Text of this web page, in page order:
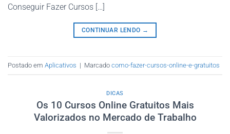
Conseguir Fazer Cursos […]
CONTINUAR LENDO →
Postado em Aplicativos | Marcado como-fazer-cursos-online-e-gratuitos
DICAS
Os 10 Cursos Online Gratuitos Mais
Valorizados no Mercado de Trabalho